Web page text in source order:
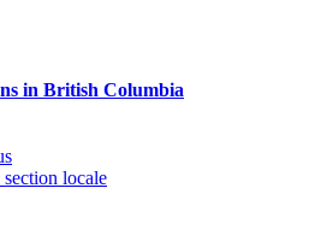
in British Columbia
locale